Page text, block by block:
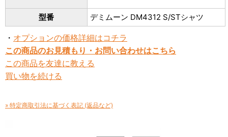
型番 デミムーン DM4312 S/STシャツ
・ オプションの価格詳細はコチラ
この商品のお見積もり・お問い合わせはこちら
この商品を友達に教える
買い物を続ける
» 特定商取引法に基づく表記 (返品など)